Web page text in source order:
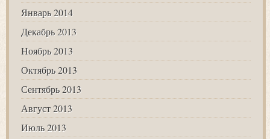
Январь 2014
Декабрь 2013
Ноябрь 2013
Октябрь 2013
Сентябрь 2013
Август 2013
Июль 2013